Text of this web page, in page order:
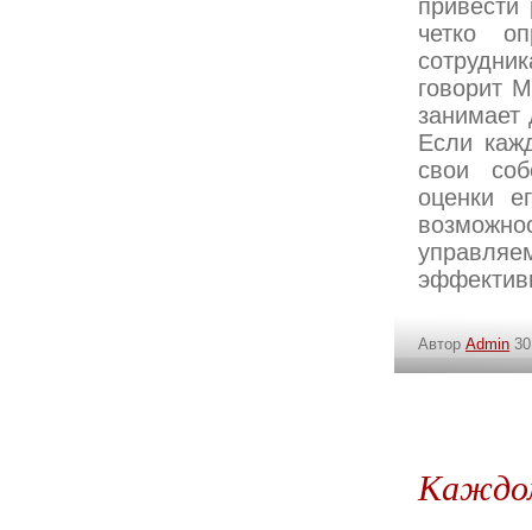
привести
четко
говорит
занимает
Если
свои
оценки
Автор Admin